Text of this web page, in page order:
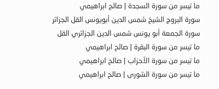
ما تيسر من سورة السجدة | صالح ابراهيمي
سورة البروج الشيخ شمس الدين أبويونس القل الجزائر
سورة الجمعة أبو يونس شمس الدين الجزائري القل
ما تيسر من سورة البقرة | صالح ابراهيمي
ما تيسر من سورة الأحزاب | صالح ابراهيمي
ما تيسر من سورة الشورى | صالح ابراهيمي